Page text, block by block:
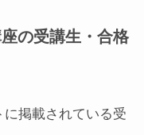
の受講生・合格
掲載されている受